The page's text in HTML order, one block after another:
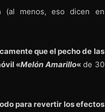
(al menos, eso dicen en
que el pecho de las
«Melón Amarillo«de 30
para revertir los efectos